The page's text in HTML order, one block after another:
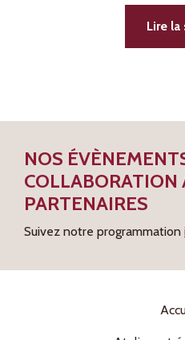
Lire la
NOS
COLLABORATION
PARTENAIRES
Suivez notre programmation